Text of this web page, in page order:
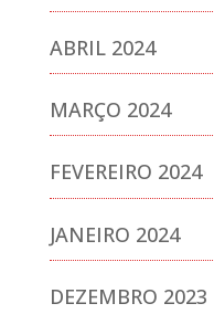
ABRIL 2024
MARÇO 2024
FEVEREIRO 2024
JANEIRO 2024
DEZEMBRO 2023